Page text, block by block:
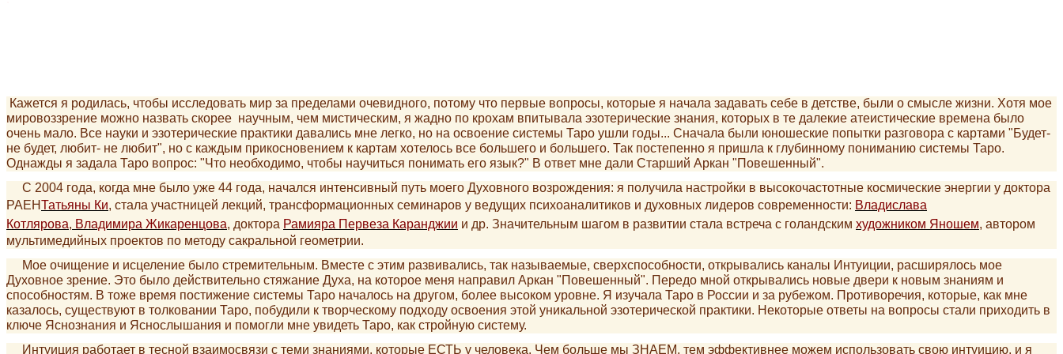
Кажется я родилась, чтобы исследовать мир за пределами очевидного, потому что первые вопросы, которые я начала задавать себе в детстве, были о смысле жизни. Хотя мое
мировоззрение можно назвать скорее научным, чем мистическим, я жадно по крохам впитывала эзотерические знания, которых в те далекие атеистические времена было
очень мало. Все науки и эзотерические практики давались мне легко, но на освоение системы Таро ушли годы... Сначала были юношеские попытки разговора с картами "Будет-
не будет, любит- не любит", но с каждым прикосновением к картам хотелось все большего и большего. Так постепенно я пришла к глубинному пониманию системы Таро.
Однажды я задала Таро вопрос: "Что необходимо, чтобы научиться понимать его язык?" В ответ мне дали Старший Аркан "Повешенный".
С 2004 года, когда мне было уже 44 года, начался интенсивный путь моего Духовного возрождения: я получила настройки в высокочастотные космические энергии у доктора
РАЕНТатьяны Ки, стала участницей лекций, трансформационных семинаров у ведущих психоаналитиков и духовных лидеров современности: Владислава
Котлярова, Владимира Жикаренцова, доктора Рамияра Первеза Каранджии и др. Значительным шагом в развитии стала встреча с голандским художником Яношем, автором
мультимедийных проектов по методу сакральной геометрии.
Мое очищение и исцеление было стремительным. Вместе с этим развивались, так называемые, сверхспособности, открывались каналы Интуиции, расширялось мое
Духовное зрение. Это было действительно стяжание Духа, на которое меня направил Аркан "Повешенный". Передо мной открывались новые двери к новым знаниям и
способностям. В тоже время постижение системы Таро началось на другом, более высоком уровне. Я изучала Таро в России и за рубежом. Противоречия, которые, как мне
казалось, существуют в толковании Таро, побудили к творческому подходу освоения этой уникальной эзотерической практики. Некоторые ответы на вопросы стали приходить в
ключе Яснознания и Яснослышания и помогли мне увидеть Таро, как стройную систему.
Интуиция работает в тесной взаимосвязи с теми знаниями, которые ЕСТЬ у человека. Чем больше мы ЗНАЕМ, тем эффективнее можем использовать свою интуицию, и я